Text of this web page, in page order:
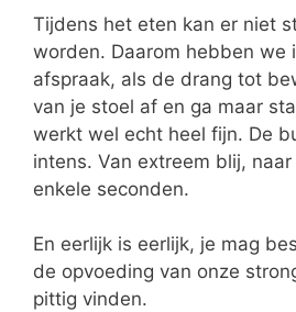
Tijdens het eten kan er niet
worden. Daarom hebben we
afspraak, als de drang tot
van je stoel af en ga maar
werkt wel echt heel fijn. De
intens. Van extreem blij,
enkele seconden.
En eerlijk is eerlijk, je mag
de opvoeding van onze
pittig vinden.